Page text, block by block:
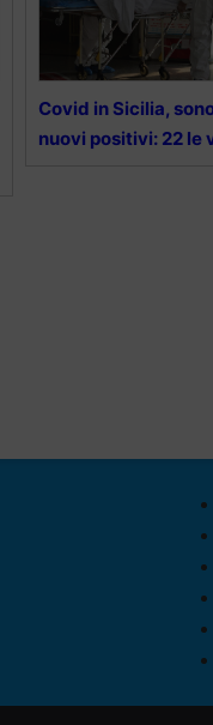
Covid in Sicilia,
nuovi positivi: 22 le